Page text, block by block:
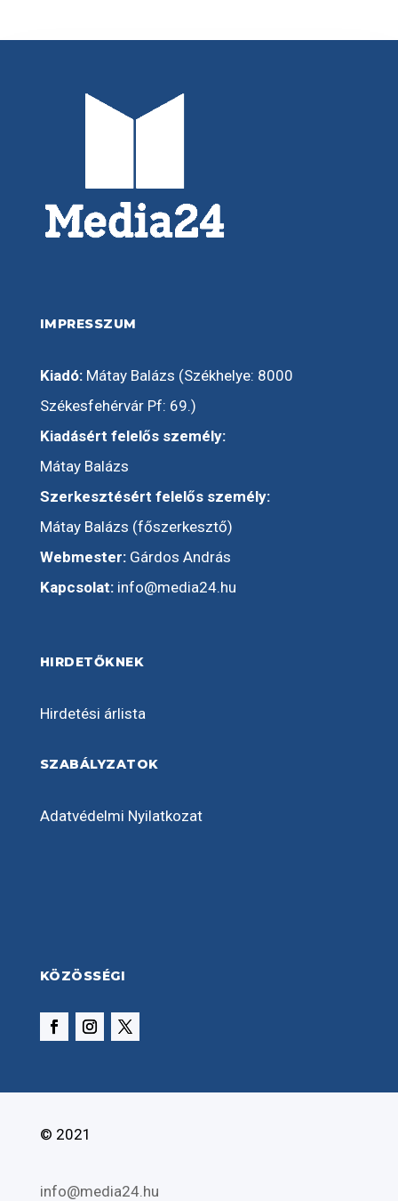
IMPRESSZUM
Kiadó:Mátay Balázs (Székhelye: 8000
Székesfehérvár Pf: 69.)
Kiadásért felelős személy:
Mátay Balázs
Szerkesztésért felelős személy:
Mátay Balázs (főszerkesztő)
Webmester:Gárdos András
Kapcsolat: info@media24.hu
HIRDETŐKNEK
Hirdetési árlista
SZABÁLYZATOK
Adatvédelmi Nyilatkozat
KÖZÖSSÉGI
© 2021
info@media24.hu